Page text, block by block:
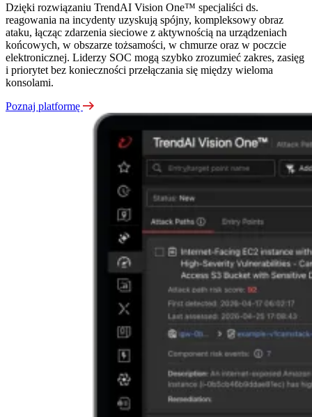
Dzięki rozwiązaniu TrendAI Vision One™ specjaliści ds.
reagowania na incydenty uzyskują spójny, kompleksowy obraz
ataku, łącząc zdarzenia sieciowe z aktywnością na urządzeniach
końcowych, w obszarze tożsamości, w chmurze oraz w poczcie
elektronicznej. Liderzy SOC mogą szybko zrozumieć zakres, zasięg
i priorytet bez konieczności przełączania się między wieloma
konsolami.
Poznaj platformę